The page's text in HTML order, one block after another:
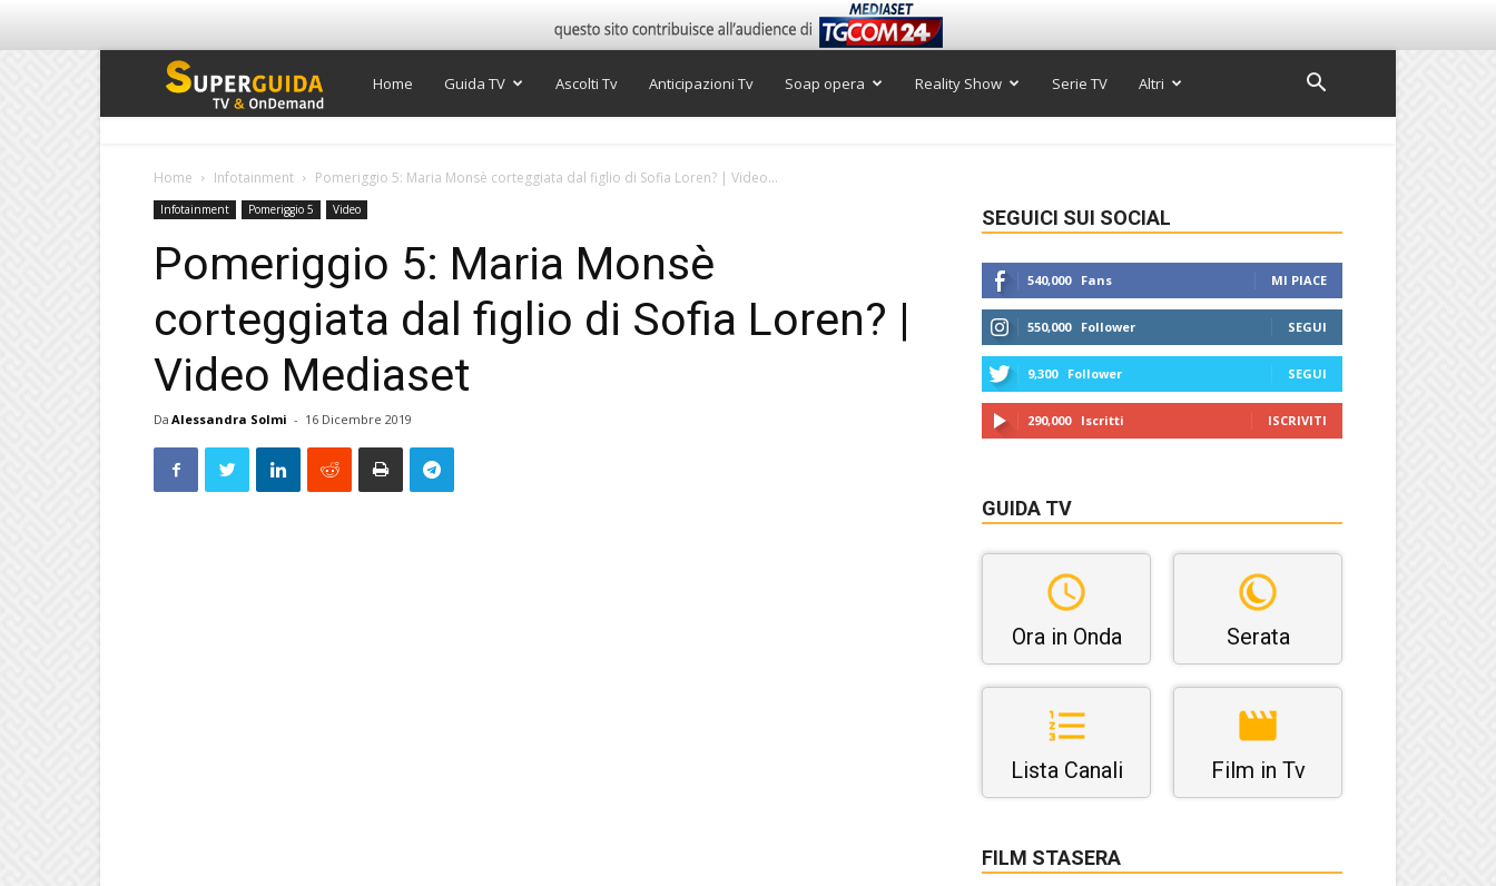
Super
TV
Home Guida TV Ascolti Tv Anticipazioni Tv Soap opera Reality Show Serie TV Altri
Home Infotainment Pomeriggio 5: Maria Monsè corteggiata dal figlio di Sofia Loren? | Video...
Infotainment Pomeriggio 5 Video
Pomeriggio 5: Maria Monsè
corteggiata dal figlio di Sofia Loren? |
Video Mediaset
Da Alessandra Solmi - 16 Dicembre 2019
SEGUICI SUI SOCIAL
540,000 Fans MI PIACE
550,000 Follower SEGUI
9,300 Follower SEGUI
290,000 Iscritti ISCRIVITI
GUIDA TV
Ora in Onda Serata
Lista Canali Film in Tv
FILM STASERA